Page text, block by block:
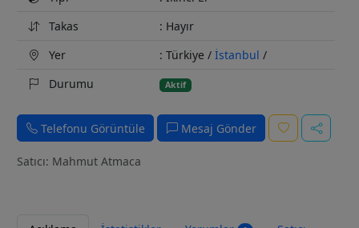
Takas
: Hayır
Yer
: Türkiye / İstanbul /
Durumu
Aktif
Telefonu Görüntüle Mesaj Gönder
Satıcı: Mahmut Atmaca